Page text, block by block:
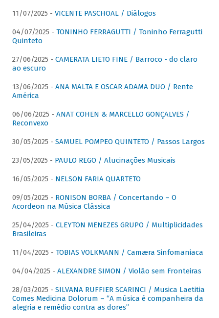
11/07/2025 - VICENTE PASCHOAL / Diálogos
04/07/2025 - TONINHO FERRAGUTTI / Toninho Ferragutti
Quinteto
27/06/2025 - CAMERATA LIETO FINE / Barroco - do claro
ao escuro
13/06/2025 - ANA MALTA E OSCAR ADAMA DUO / Rente
América
06/06/2025 - ANAT COHEN & MARCELLO GONÇALVES /
Reconvexo
30/05/2025 - SAMUEL POMPEO QUINTETO / Passos Largos
23/05/2025 - PAULO REGO / Alucinações Musicais
16/05/2025 - NELSON FARIA QUARTETO
09/05/2025 - RONISON BORBA / Concertando – O
Acordeon na Música Clássica
25/04/2025 - CLEYTON MENEZES GRUPO / Multiplicidades
Brasileiras
11/04/2025 - TOBIAS VOLKMANN / Camæra Sinfomaniaca
04/04/2025 - ALEXANDRE SIMON / Violão sem Fronteiras
28/03/2025 - SILVANA RUFFIER SCARINCI / Musica Laetitia
Comes Medicina Dolorum – “A música é companheira da
alegria e remédio contra as dores”